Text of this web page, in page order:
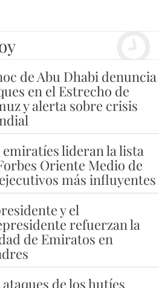
de Abu Dhabi denuncia
en el Estrecho de
y alerta sobre crisis
emiratíes lideran la lista
Oriente Medio de
más influyentes
y el
refuerzan la
de Emiratos en
ataques de los hutíes